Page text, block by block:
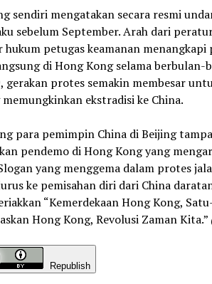
sendiri mengatakan secara resmi
sebelum September. Arah dari
hukum petugas keamanan menangkapi
di Hong Kong selama berbulan-
gerakan protes semakin membesar
ekstradisi ke China.
para pemimpin China di Beijing
pendemo di Hong Kong yang
yang menggema dalam protes
ke pemisahan diri dari China
“Kemerdekaan Hong Kong,
Hong Kong, Revolusi Zaman Kita.”
Republish